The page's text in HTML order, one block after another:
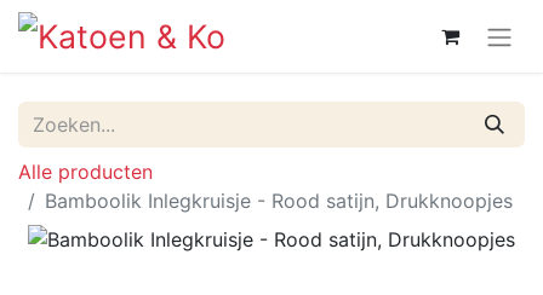
Alle producten
Bamboolik Inlegkruisje - Rood satijn, Drukknoopjes